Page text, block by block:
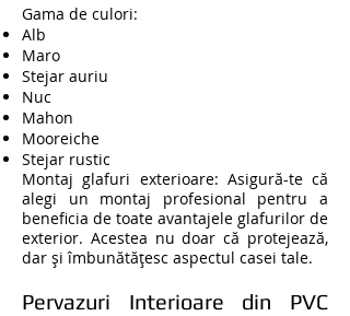
Gama de culori:
Alb
Maro
Stejar auriu
Nuc
Mahon
Mooreiche
Stejar rustic
Montaj glafuri exterioare: Asigură-te că
alegi un montaj profesional pentru a
beneficia de toate avantajele glafurilor de
exterior. Acestea nu doar că protejează,
dar și îmbunătățesc aspectul casei tale.
Pervazuri Interioare din PVC